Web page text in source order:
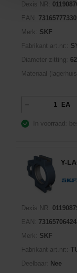
Dexis NR:
EAN:
Merk:
SKF
Fabrikant art.nr::
Diameter zitting:
Materiaal
EA
In voorraad:
Y-
Dexis NR:
EAN:
Merk:
SKF
Fabrikant art.nr::
Deelbaar:
Nee